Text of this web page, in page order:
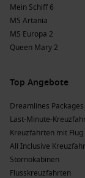
Mein Schiff 6
MS Artania
MS Europa 2
Queen Mary 2
Top Angebote
Dreamlines Packages
Last-Minute-
Kreuzfahrten mit Flug
All Inclusive
Stornokabinen
Flusskreuzfahrten